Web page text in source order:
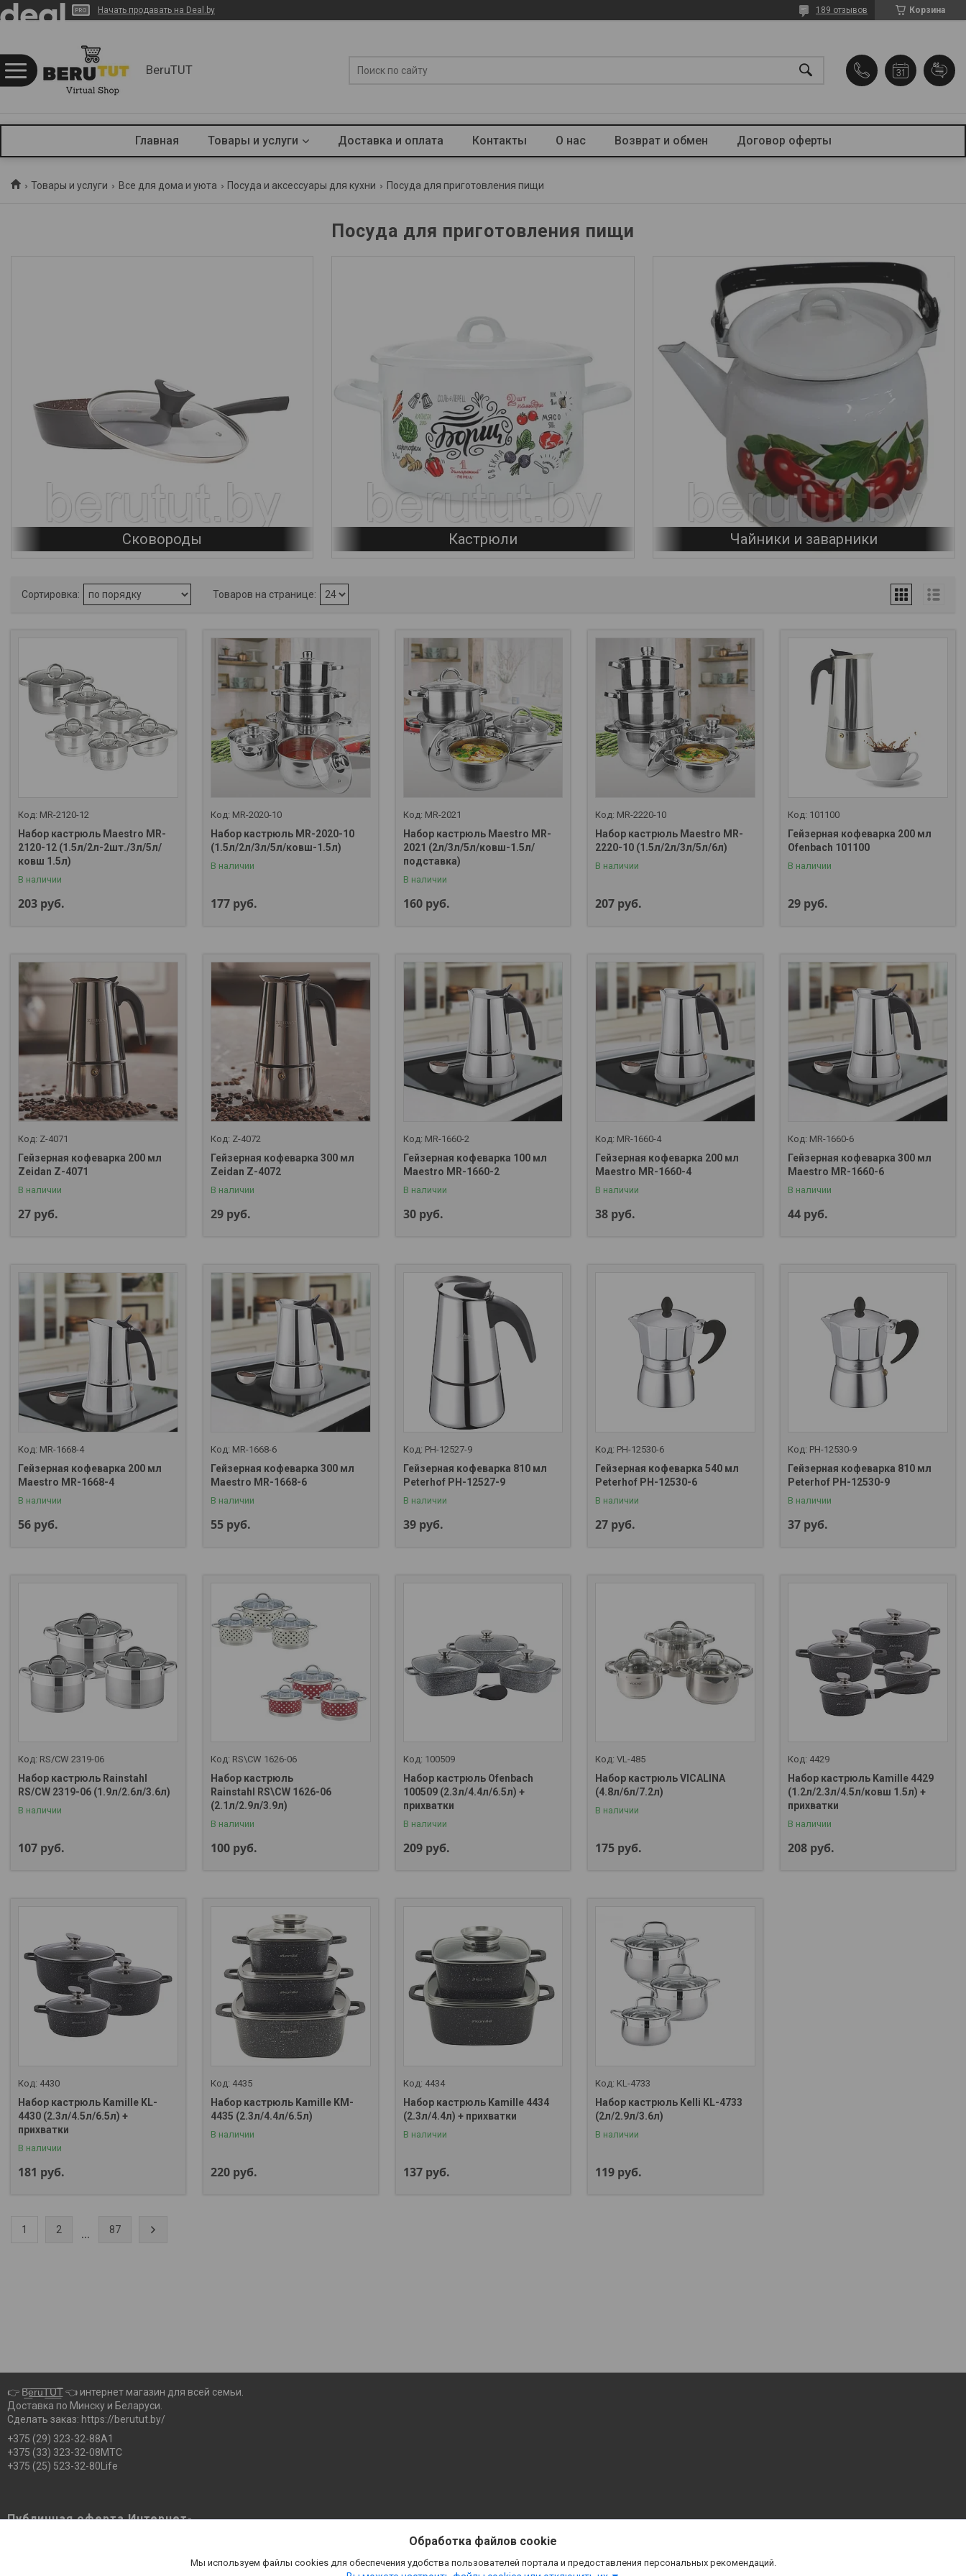
Начать продавать на Deal.by Корзина
189 отзывов
BeruTUT
Главная Товары и услуги Доставка и оплата Контакты О нас Возврат и обмен Договор оферты
Товары и услуги Все для дома и уюта Посуда и аксессуары для кухни Посуда для приготовления пищи
Посуда для приготовления пищи
Сковороды Кастрюли Чайники и заварники
MR-2120-12
Набор кастрюль Maestro MR-
2120-12 (1.5л/2л-2шт./3л/5л/
ковш 1.5л)
В наличии
203 руб.
MR-2020-10
Набор кастрюль MR-2020-10
(1.5л/2л/3л/5л/ковш-1.5л)
В наличии
177 руб.
MR-2021
Набор кастрюль Maestro MR-
2021 (2л/3л/5л/ковш-1.5л/
подставка)
В наличии
160 руб.
MR-2220-10
Набор кастрюль Maestro MR-
2220-10 (1.5л/2л/3л/5л/6л)
В наличии
207 руб.
101100
Гейзерная кофеварка 200 мл
Ofenbach 101100
В наличии
29 руб.
Z-4071
Гейзерная кофеварка 200 мл
Zeidan Z-4071
В наличии
27 руб.
Z-4072
Гейзерная кофеварка 300 мл
Zeidan Z-4072
В наличии
29 руб.
MR-1660-2
Гейзерная кофеварка 100 мл
Maestro MR-1660-2
В наличии
30 руб.
MR-1660-4
Гейзерная кофеварка 200 мл
Maestro MR-1660-4
В наличии
38 руб.
MR-1660-6
Гейзерная кофеварка 300 мл
Maestro MR-1660-6
В наличии
44 руб.
MR-1668-4
Гейзерная кофеварка 200 мл
Maestro MR-1668-4
В наличии
56 руб.
MR-1668-6
Гейзерная кофеварка 300 мл
Maestro MR-1668-6
В наличии
55 руб.
PH-12527-9
Гейзерная кофеварка 810 мл
Peterhof PH-12527-9
В наличии
39 руб.
PH-12530-6
Гейзерная кофеварка 540 мл
Peterhof PH-12530-6
В наличии
27 руб.
PH-12530-9
Гейзерная кофеварка 810 мл
Peterhof PH-12530-9
В наличии
37 руб.
RS/CW 2319-06
Набор кастрюль Rainstahl
RS/CW 2319-06 (1.9л/2.6л/3.6л)
В наличии
107 руб.
RS\CW 1626-06
Набор кастрюль
Rainstahl RS\CW 1626-06
(2.1л/2.9л/3.9л)
В наличии
100 руб.
100509
Набор кастрюль Ofenbach
100509 (2.3л/4.4л/6.5л) +
прихватки
В наличии
209 руб.
VL-485
Набор кастрюль VICALINA
(4.8л/6л/7.2л)
В наличии
175 руб.
4429
Набор кастрюль Kamille 4429
(1.2л/2.3л/4.5л/ковш 1.5л) +
прихватки
В наличии
208 руб.
4430
Набор кастрюль Kamille KL-
4430 (2.3л/4.5л/6.5л) +
прихватки
В наличии
181 руб.
4435
Набор кастрюль Kamille KM-
4435 (2.3л/4.4л/6.5л)
В наличии
220 руб.
4434
Набор кастрюль Kamille 4434
(2.3л/4.4л) + прихватки
В наличии
137 руб.
KL-4733
Набор кастрюль Kelli KL-4733
(2л/2.9л/3.6л)
В наличии
119 руб.
1 2 ... 87
👉 B͟͞e͟͞r͟͟͞u͟͞T͟͟͞U͟͟͞T 👈 интернет магазин для всей семьи.
Доставка по Минску и Беларуси.
Сделать заказ: https://berutut.by/
+375 (29) 323-32-88А1
+375 (33) 323-32-08МТС
+375 (25) 523-32-80Life
Публичная оферта Интернет-
Публичная оферта Интернет-магазина
Обработка файлов cookie
Мы используем файлы cookies для обеспечения удобства пользователей портала и предоставления персональных рекомендаций.